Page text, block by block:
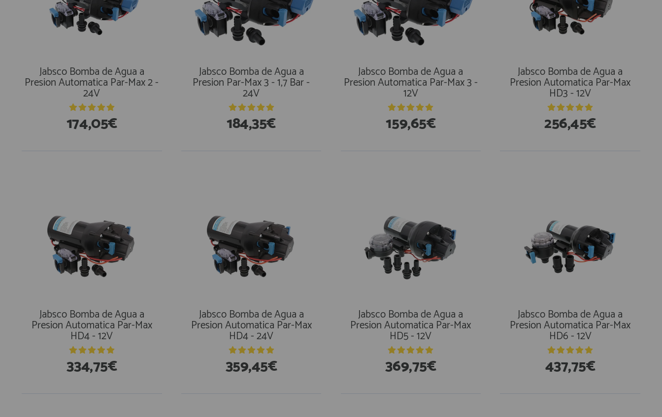
Jabsco Bomba de Agua a
Presion Automatica Par-Max 2 -
24V
174,05€
Jabsco Bomba de Agua a
Presion Par-Max 3 - 1,7 Bar -
24V
184,35€
Jabsco Bomba de Agua a
Presion Automatica Par-Max 3 -
12V
159,65€
Jabsco Bomba de Agua a
Presion Automatica Par-Max
HD3 - 12V
256,45€
Jabsco Bomba de Agua a
Presion Automatica Par-Max
HD4 - 12V
334,75€
Jabsco Bomba de Agua a
Presion Automatica Par-Max
HD4 - 24V
359,45€
Jabsco Bomba de Agua a
Presion Automatica Par-Max
HD5 - 12V
369,75€
Jabsco Bomba de Agua a
Presion Automatica Par-Max
HD6 - 12V
437,75€